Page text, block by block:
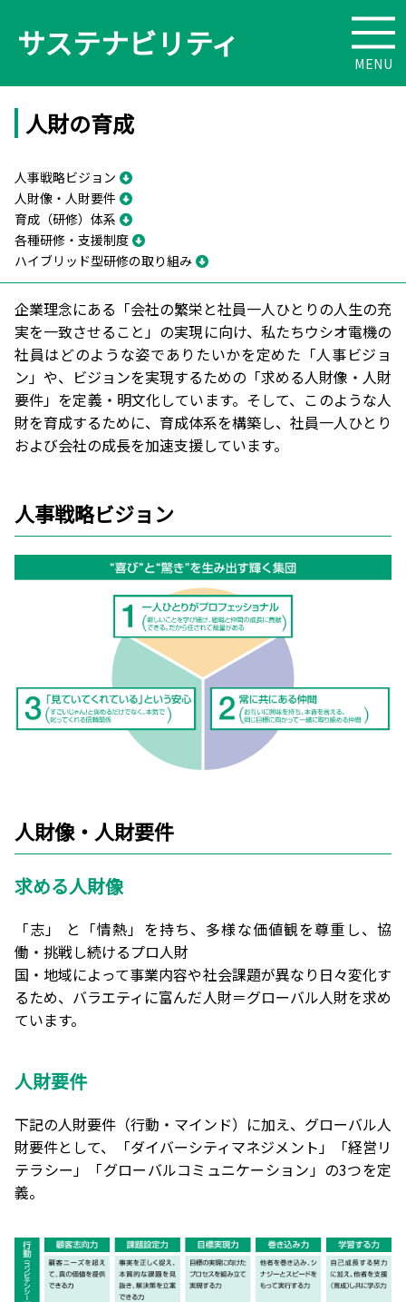
サステナビリティ
人財の育成
人事戦略ビジョン
人財像・人財要件
育成（研修）体系
各種研修・支援制度
ハイブリッド型研修の取り組み
企業理念にある「会社の繁栄と社員一人ひとりの人生の充
実を一致させること」の実現に向け、私たちウシオ電機の
社員はどのような姿でありたいかを定めた「人事ビジョ
ン」や、ビジョンを実現するための「求める人財像・人財
要件」を定義・明文化しています。そして、このような人
財を育成するために、育成体系を構築し、社員一人ひとり
および会社の成長を加速支援しています。
人事戦略ビジョン
人財像・人財要件
求める人財像
「志」 と「情熱」を持ち、多様な価値観を尊重し、協
働・挑戦し続けるプロ人財
国・地域によって事業内容や社会課題が異なり日々変化す
るため、バラエティに富んだ人財＝グローバル人財を求め
ています。
人財要件
下記の人財要件（行動・マインド）に加え、グローバル人
財要件として、「ダイバーシティマネジメント」「経営リ
テラシー」「グローバルコミュニケーション」の3つを定
義。